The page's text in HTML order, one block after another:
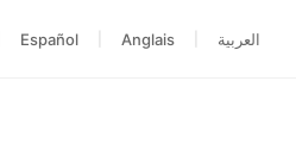
Español Anglais العربية